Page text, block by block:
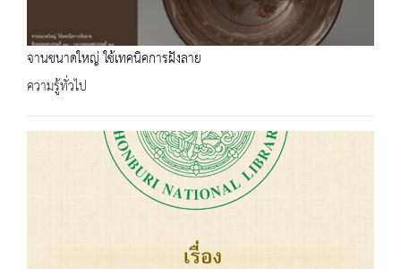
จานขนาดใหญ่ ใช้เทคนิคการฝังลาย
ความรู้ทั่วไป